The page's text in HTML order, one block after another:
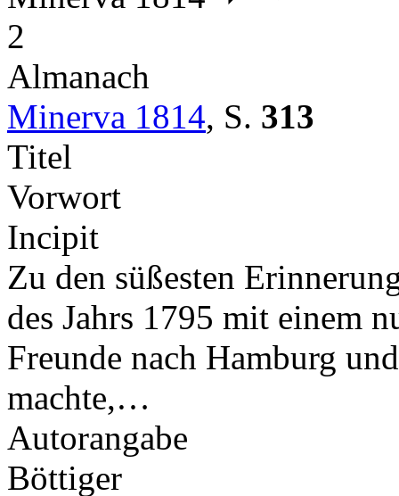
2
Almanach
Minerva 1814, S. 313
Titel
Vorwort
Incipit
Zu den süßesten
des Jahrs 1795 mit einem
Freunde nach Hamburg
machte,…
Autorangabe
Böttiger